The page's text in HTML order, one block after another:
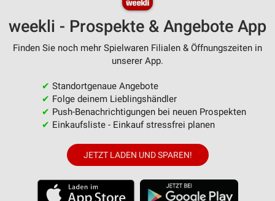
weekli - Prospekte & Angebote App
Finden Sie noch mehr Spielwaren Filialen & Öffnungszeiten in
unserer App.
✔ Standortgenaue Angebote
✔ Folge deinem Lieblingshändler
✔ Push-Benachrichtigungen bei neuen Prospekten
✔ Einkaufsliste - Einkauf stressfrei planen
JETZT LADEN UND SPAREN!